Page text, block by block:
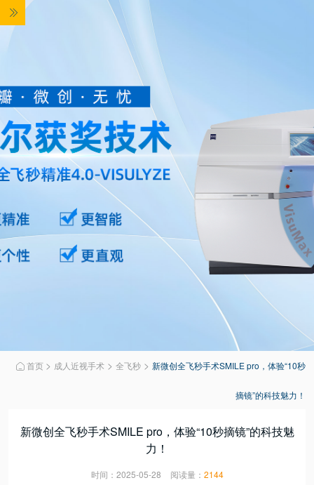
 首页 > 成人近视手术 > 全飞秒 > 新微创全飞秒手术SMILE pro，体验“10秒
摘镜”的科技魅力！
新微创全飞秒手术SMILE pro，体验“10秒摘镜”的科技魅
力！
时间：2025-05-28 阅读量： 2144